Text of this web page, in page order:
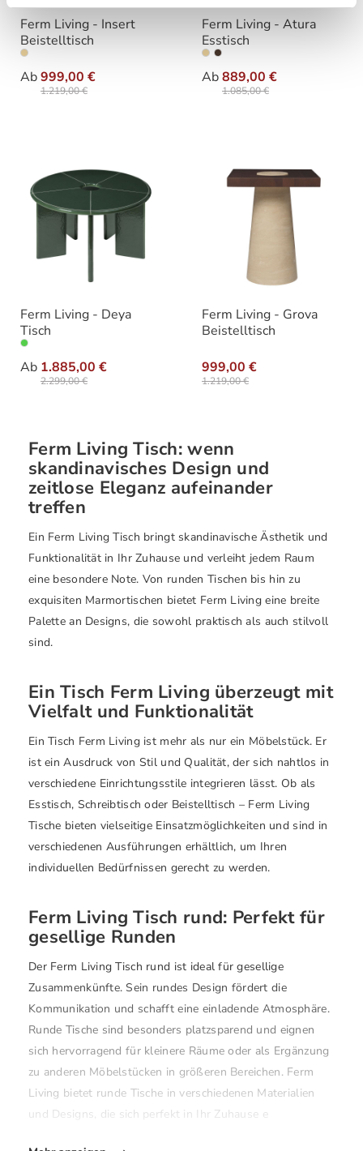
Ferm Living - Insert
Beistelltisch
Ab999,00 €
1.219,00 €
Varianten
Ferm Living - Atura
Esstisch
Ab889,00 €
1.085,00 €
Varianten
Ferm Living - Deya
Tisch
Ab 1.885,00 €
2.299,00 €
Varianten
Ferm Living - Grova
Beistelltisch
999,00 €
1.219,00 €
Ferm Living Tisch: wenn
skandinavisches Design und
zeitlose Eleganz aufeinander
treffen
Ein Ferm Living Tisch bringt skandinavische Ästhetik und
Funktionalität in Ihr Zuhause und verleiht jedem Raum
eine besondere Note. Von runden Tischen bis hin zu
exquisiten Marmortischen bietet Ferm Living eine breite
Palette an Designs, die sowohl praktisch als auch stilvoll
sind.
Ein Tisch Ferm Living überzeugt mit
Vielfalt und Funktionalität
Ein Tisch Ferm Living ist mehr als nur ein Möbelstück. Er
ist ein Ausdruck von Stil und Qualität, der sich nahtlos in
verschiedene Einrichtungsstile integrieren lässt. Ob als
Esstisch, Schreibtisch oder Beistelltisch – Ferm Living
Tische bieten vielseitige Einsatzmöglichkeiten und sind in
verschiedenen Ausführungen erhältlich, um Ihren
individuellen Bedürfnissen gerecht zu werden.
Ferm Living Tisch rund: Perfekt für
gesellige Runden
Der Ferm Living Tisch rund ist ideal für gesellige
Zusammenkünfte. Sein rundes Design fördert die
Kommunikation und schafft eine einladende Atmosphäre.
Runde Tische sind besonders platzsparend und eignen
sich hervorragend für kleinere Räume oder als Ergänzung
zu anderen Möbelstücken in größeren Bereichen. Ferm
Living bietet runde Tische in verschiedenen Materialien
und Designs, die sich perfekt in Ihr Zuhause e